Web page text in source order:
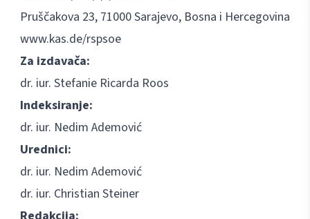
Pruščakova 23, 71000 Sarajevo, Bosna i Hercegovina
www.kas.de/rspsoe
Za izdavača:
dr. iur. Stefanie Ricarda Roos
Indeksiranje:
dr. iur. Nedim Ademović
Urednici:
dr. iur. Nedim Ademović
dr. iur. Christian Steiner